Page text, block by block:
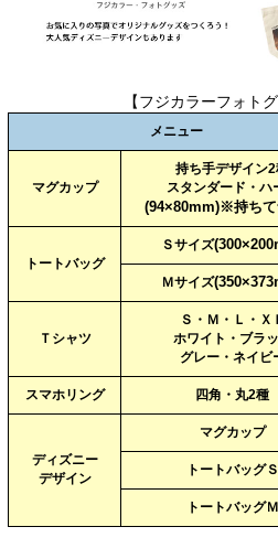
【フジカラーフォト
メニュー
マグカップ
持ち手デザイン
スタンダード・ハ
(94×80mm)※持ち
トートバッグ
Ｓサイズ
Ｍサイズ
Ｔシャツ
Ｓ・Ｍ・Ｌ・Ｘ
ホワイト・ブラ
グレー・ネイビ
スマホリング 四角・丸2種
ディズニー
デザイン
マグカップ
トートバッグＳ
トートバッグＭ